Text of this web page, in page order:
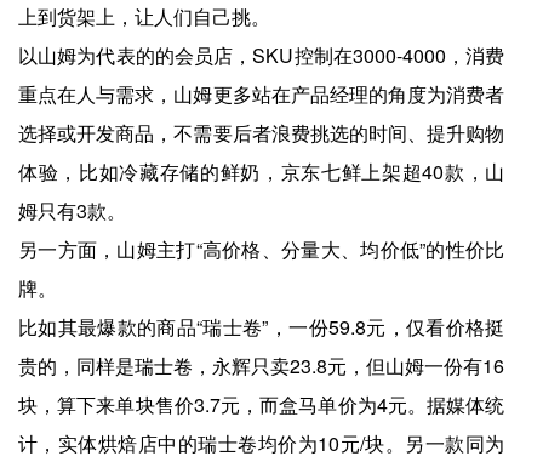
上到货架上，让人们自己挑。
以山姆为代表的的会员店，SKU控制在3000-4000，消费
重点在人与需求，山姆更多站在产品经理的角度为消费者
选择或开发商品，不需要后者浪费挑选的时间、提升购物
体验，比如冷藏存储的鲜奶，京东七鲜上架超40款，山
姆只有3款。
另一方面，山姆主打“高价格、分量大、均价低”的性价比
牌。
比如其最爆款的商品“瑞士卷”，一份59.8元，仅看价格挺
贵的，同样是瑞士卷，永辉只卖23.8元，但山姆一份有16
块，算下来单块售价3.7元，而盒马单价为4元。据媒体统
计，实体烘焙店中的瑞士卷均价为10元/块。另一款同为